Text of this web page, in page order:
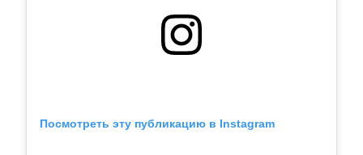
Посмотреть эту публикацию в Instagram